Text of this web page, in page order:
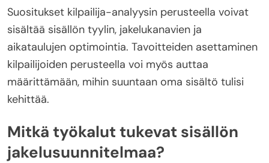
Suositukset kilpailija-analyysin perusteella voivat
sisältää sisällön tyylin, jakelukanavien ja
aikataulujen optimointia. Tavoitteiden asettaminen
kilpailijoiden perusteella voi myös auttaa
määrittämään, mihin suuntaan oma sisältö tulisi
kehittää.
Mitkä työkalut tukevat sisällön
jakelusuunnitelmaa?